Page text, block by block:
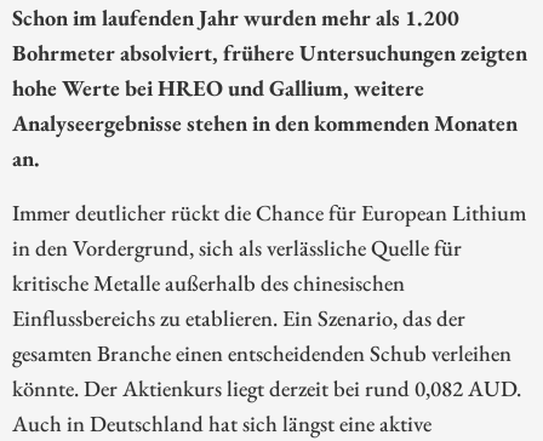
Schon im laufenden Jahr wurden mehr als 1.200
Bohrmeter absolviert, frühere Untersuchungen zeigten
hohe Werte bei HREO und Gallium, weitere
Analyseergebnisse stehen in den kommenden Monaten
an.
Immer deutlicher rückt die Chance für European Lithium
in den Vordergrund, sich als verlässliche Quelle für
kritische Metalle außerhalb des chinesischen
Einflussbereichs zu etablieren. Ein Szenario, das der
gesamten Branche einen entscheidenden Schub verleihen
könnte. Der Aktienkurs liegt derzeit bei rund 0,082 AUD.
Auch in Deutschland hat sich längst eine aktive